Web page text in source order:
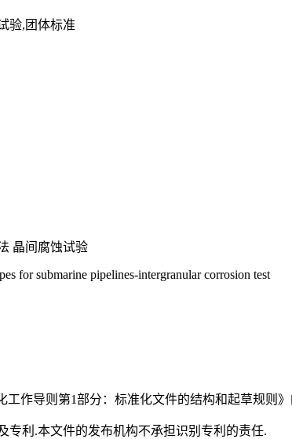
晶间腐蚀试验
for submarine pipelines-intergranular corrosion test
工作导则第1部分：标准化文件的结构和起草规则
专利.本文件的发布机构不承担识别专利的责任.